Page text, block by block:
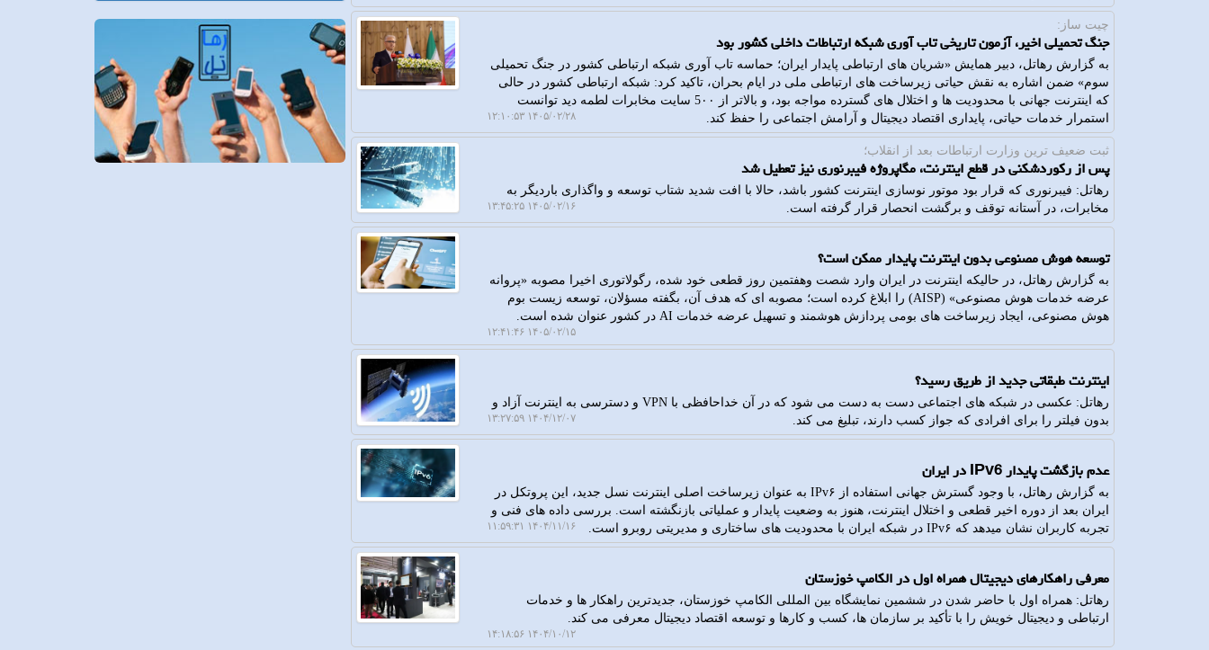
چیت ساز:
جنگ تحمیلی اخیر، آزمون تاریخی تاب آوری شبکه ارتباطات داخلی کشور بود
به گزارش رهاتل، دبیر همایش «شریان های ارتباطی پایدار ایران؛ حماسه تاب آوری شبکه ارتباطی کشور در جنگ تحمیلی
سوم» ضمن اشاره به نقش حیاتی زیرساخت های ارتباطی ملی در ایام بحران، تاکید کرد: شبکه ارتباطی کشور در حالی
که اینترنت جهانی با محدودیت ها و اختلال های گسترده مواجه بود، و بالاتر از 5۰۰ سایت مخابرات لطمه دید توانست
استمرار خدمات حیاتی، پایداری اقتصاد دیجیتال و آرامش اجتماعی را حفظ کند.
۱۴۰۵/۰۲/۲۸ ۱۲:۱۰:۵۳
ثبت ضعیف ترین وزارت ارتباطات بعد از انقلاب؛
پس از رکوردشکنی در قطع اینترنت، مگاپروژه فیبرنوری نیز تعطیل شد
رهاتل: فیبرنوری که قرار بود موتور نوسازی اینترنت کشور باشد، حالا با افت شدید شتاب توسعه و واگذاری باردیگر به
مخابرات، در آستانه توقف و برگشت انحصار قرار گرفته است.
۱۴۰۵/۰۲/۱۶ ۱۳:۴۵:۲۵
توسعه هوش مصنوعی بدون اینترنت پایدار ممکن است؟
به گزارش رهاتل، در حالیکه اینترنت در ایران وارد شصت وهفتمین روز قطعی خود شده، رگولاتوری اخیرا مصوبه «پروانه
عرضه خدمات هوش مصنوعی» (AISP) را ابلاغ کرده است؛ مصوبه ای که هدف آن، بگفته مسؤلان، توسعه زیست بوم
هوش مصنوعی، ایجاد زیرساخت های بومی پردازش هوشمند و تسهیل عرضه خدمات AI در کشور عنوان شده است.
۱۴۰۵/۰۲/۱۵ ۱۲:۴۱:۴۶
اینترنت طبقاتی جدید از طریق رسید؟
رهاتل: عکسی در شبکه های اجتماعی دست به دست می شود که در آن خداحافظی با VPN و دسترسی به اینترنت آزاد و
بدون فیلتر را برای افرادی که جواز کسب دارند، تبلیغ می کند.
۱۴۰۴/۱۲/۰۷ ۱۳:۲۷:۵۹
عدم بازگشت پایدار IPv6 در ایران
به گزارش رهاتل، با وجود گسترش جهانی استفاده از IPv۶ به عنوان زیرساخت اصلی اینترنت نسل جدید، این پروتکل در
ایران بعد از دوره اخیر قطعی و اختلال اینترنت، هنوز به وضعیت پایدار و عملیاتی بازنگشته است. بررسی داده های فنی و
تجربه کاربران نشان میدهد که IPv۶ در شبکه ایران با محدودیت های ساختاری و مدیریتی روبرو است.
۱۴۰۴/۱۱/۱۶ ۱۱:۵۹:۳۱
معرفی راهکارهای دیجیتال همراه اول در الکامپ خوزستان
رهاتل: همراه اول با حاضر شدن در ششمین نمایشگاه بین المللی الکامپ خوزستان، جدیدترین راهکار ها و خدمات
ارتباطی و دیجیتال خویش را با تأکید بر سازمان ها، کسب و کارها و توسعه اقتصاد دیجیتال معرفی می کند.
۱۴۰۴/۱۰/۱۲ ۱۴:۱۸:۵۶